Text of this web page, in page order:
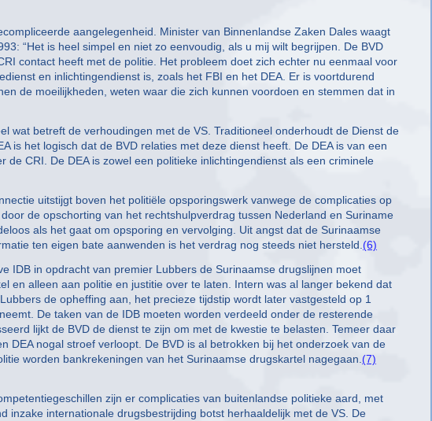
aangelegenheid. Minister van Binnenlandse Zaken Dales waagt
“Het is heel simpel en niet zo eenvoudig, als u mij wilt begrijpen. De BVD
contact heeft met de politie. Het probleem doet zich echter nu eenmaal voor
en inlichtingendienst is, zoals het FBI en het DEA. Er is voortdurend
de moeilijkheden, weten waar die zich kunnen voordoen en stemmen dat in
wat betreft de verhoudingen met de VS. Traditioneel onderhoudt de Dienst de
is het logisch dat de BVD relaties met deze dienst heeft. De DEA is van een
CRI. De DEA is zowel een politieke inlichtingendienst als een criminele
uitstijgt boven het politiële opsporingswerk vanwege de complicaties op
de opschorting van het rechtshulpverdrag tussen Nederland en Suriname
als het gaat om opsporing en vervolging. Uit angst dat de Surinaamse
ten eigen bate aanwenden is het verdrag nog steeds niet hersteld. (6)
IDB in opdracht van premier Lubbers de Surinaamse drugslijnen moet
en alleen aan politie en justitie over te laten. Intern was al langer bekend dat
de opheffing aan, het precieze tijdstip wordt later vastgesteld op 1
De taken van de IDB moeten worden verdeeld onder de resterende
lijkt de BVD de dienst te zijn om met de kwestie te belasten. Temeer daar
DEA nogal stroef verloopt. De BVD is al betrokken bij het onderzoek van de
worden bankrekeningen van het Surinaamse drugskartel nagegaan. (7)
zijn er complicaties van buitenlandse politieke aard, met
inzake internationale drugsbestrijding botst herhaaldelijk met de VS. De